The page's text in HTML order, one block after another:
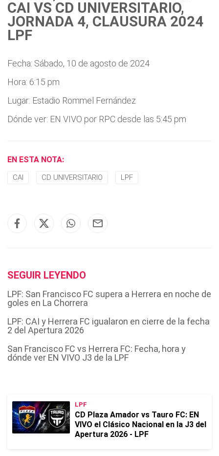
CAI VS CD UNIVERSITARIO,
JORNADA 4, CLAUSURA 2024
LPF
Fecha: Sábado, 10 de agosto de 2024
Hora: 6:15 pm
Lugar: Estadio Rommel Fernández
Dónde ver: EN VIVO por RPC desde las 5:45 pm
EN ESTA NOTA:
CAI CD UNIVERSITARIO LPF
SEGUIR LEYENDO
LPF: San Francisco FC supera a Herrera en noche de
goles en La Chorrera
LPF: CAI y Herrera FC igualaron en cierre de la fecha
2 del Apertura 2026
San Francisco FC vs Herrera FC: Fecha, hora y
dónde ver EN VIVO J3 de la LPF
LPF
CD Plaza Amador vs Tauro FC: EN
VIVO el Clásico Nacional en la J3 del
Apertura 2026 - LPF